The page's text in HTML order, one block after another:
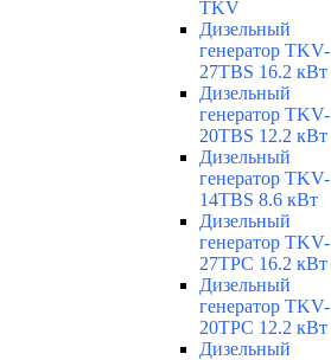
TKV
Дизельный
генератор TKV-
27TBS 16.2 кВт
Дизельный
генератор TKV-
20TBS 12.2 кВт
Дизельный
генератор TKV-
14TBS 8.6 кВт
Дизельный
генератор TKV-
27TPC 16.2 кВт
Дизельный
генератор TKV-
20TPC 12.2 кВт
Дизельный